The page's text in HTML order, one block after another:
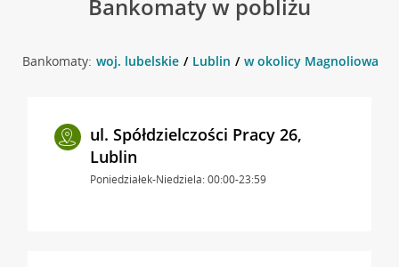
Bankomaty w pobliżu
Bankomaty: woj. lubelskie Lublin w okolicy Magnoliowa 1
ul. Spółdzielczości Pracy 26,
Lublin
Poniedziałek-Niedziela: 00:00-23:59